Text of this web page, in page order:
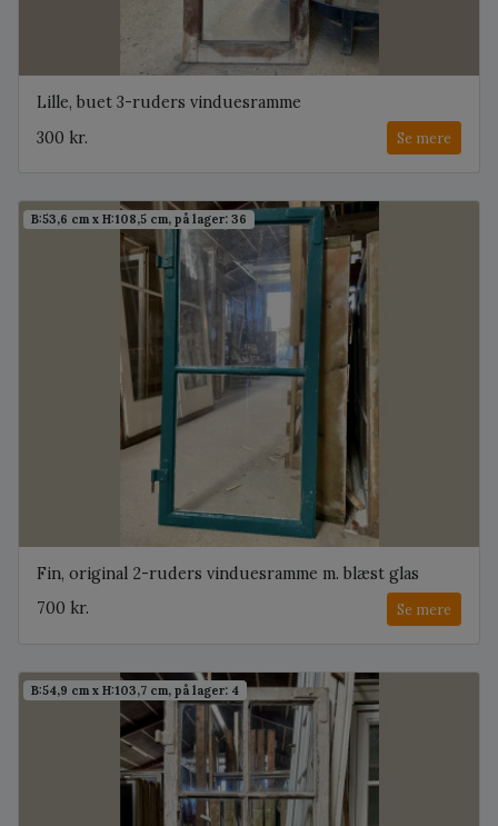
Lille, buet 3-ruders vinduesramme
300 kr.
Se mere
B:53,6 cm x H:108,5 cm, på lager: 36
Fin, original 2-ruders vinduesramme m. blæst glas
700 kr.
Se mere
B:54,9 cm x H:103,7 cm, på lager: 4